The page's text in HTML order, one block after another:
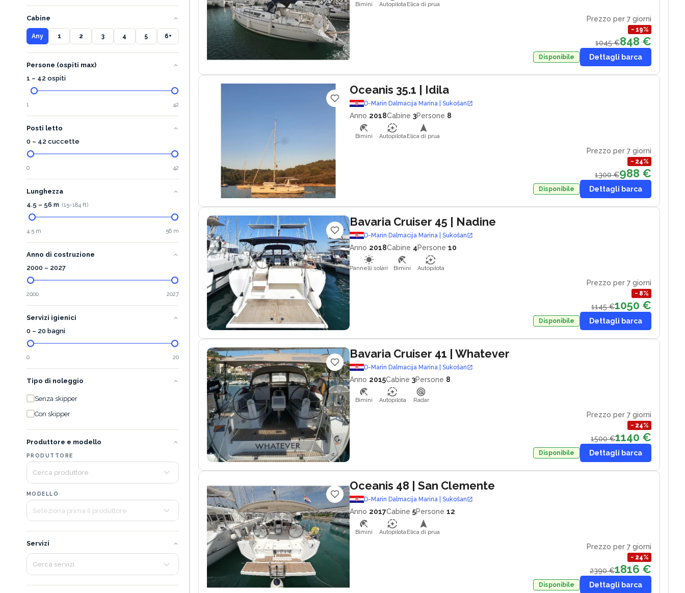
Cabine
Any 1 2 3 4 5 6+
Persone (ospiti max)
1 – 42 ospiti
1 42
Posti letto
0 – 42 cuccette
0 42
Lunghezza
4.5 – 56 m (15–184 ft)
4.5 m 56 m
Anno di costruzione
2000 – 2027
2000 2027
Servizi igienici
0 – 20 bagni
0 20
Tipo di noleggio
Senza skipper
Con skipper
Produttore e modello
PRODUTTORE
MODELLO
Servizi
Bimini AutopilotaElica di prua
Prezzo per 7 giorni
− 19%
1045 €848 €
Disponibile Dettagli barca
Oceanis 35.1 | Idila
D-Marin Dalmacija Marina | Sukošan
Anno 2018Cabine 3Persone 8
Bimini AutopilotaElica di prua
Prezzo per 7 giorni
− 24%
1300 €988 €
Disponibile Dettagli barca
Bavaria Cruiser 45 | Nadine
D-Marin Dalmacija Marina | Sukošan
Anno 2018Cabine 4Persone 10
Pannelli solari Bimini Autopilota
Prezzo per 7 giorni
− 8%
1145 €1050 €
Disponibile Dettagli barca
Bavaria Cruiser 41 | Whatever
D-Marin Dalmacija Marina | Sukošan
Anno 2015Cabine 3Persone 8
Bimini Autopilota Radar
Prezzo per 7 giorni
− 24%
1500 €1140 €
Disponibile Dettagli barca
Oceanis 48 | San Clemente
D-Marin Dalmacija Marina | Sukošan
Anno 2017Cabine 5Persone 12
Bimini AutopilotaElica di prua
Prezzo per 7 giorni
− 24%
2390 €1816 €
Disponibile Dettagli barca